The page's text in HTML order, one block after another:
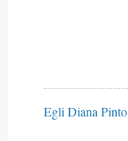
Egli Diana Pinto